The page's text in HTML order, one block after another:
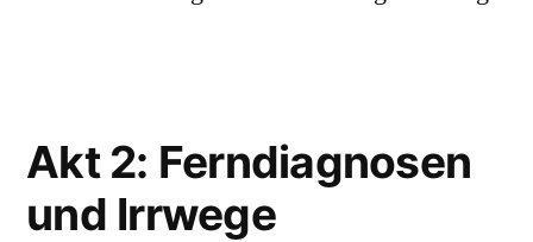
Akt 2: Ferndiagnosen
und Irrwege